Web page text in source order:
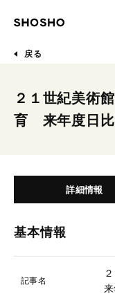
戻る
２１世紀美術
育 来年度日比
詳細情報
基本情報
記事名